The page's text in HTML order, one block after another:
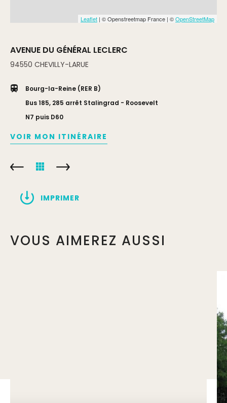
Leaflet | © Openstreetmap France | ©OpenStreetMap
AVENUE DU GÉNÉRAL LECLERC
94550 CHEVILLY-LARUE
Bourg-la-Reine (RER B)
Bus 185, 285 arrêt Stalingrad - Roosevelt
N7 puis D60
VOIR MON ITINÉRAIRE
IMPRIMER
VOUS AIMEREZ AUSSI